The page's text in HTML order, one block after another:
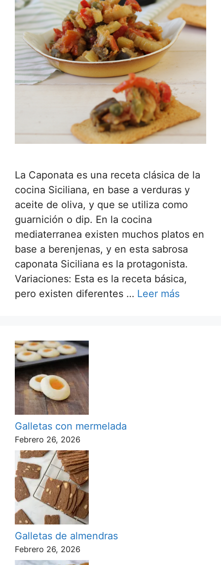
La Caponata es una receta clásica de la
cocina Siciliana, en base a verduras y
aceite de oliva, y que se utiliza como
guarnición o dip. En la cocina
mediaterranea existen muchos platos en
base a berenjenas, y en esta sabrosa
caponata Siciliana es la protagonista.
Variaciones: Esta es la receta básica,
pero existen diferentes … Leer más
Galletas con mermelada
Febrero 26, 2026
Galletas de almendras
Febrero 26, 2026